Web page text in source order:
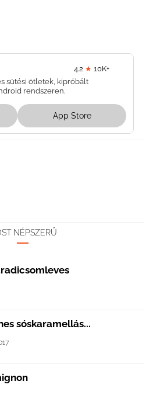
4.2 ★ 10K+
sütési ötletek, kipróbált
rendszeren.
App Store
NÉPSZERŰ
sóskaramellás...